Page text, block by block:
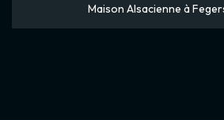
Maison Alsacienne à